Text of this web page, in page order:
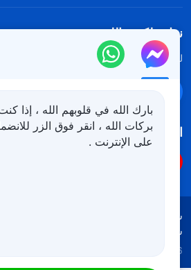
نزل ملكوت الله.
لقد نزلت المملكة بالفعل إلى الأرض! هل تريد
شروط الاستخدام
سياسة ملفات تعريف الارتباط
Copyright © 2026
بارك الله في قلوبهم الله ، إذا
بركات الله ، انقر فوق الزر
على الإنترنت .